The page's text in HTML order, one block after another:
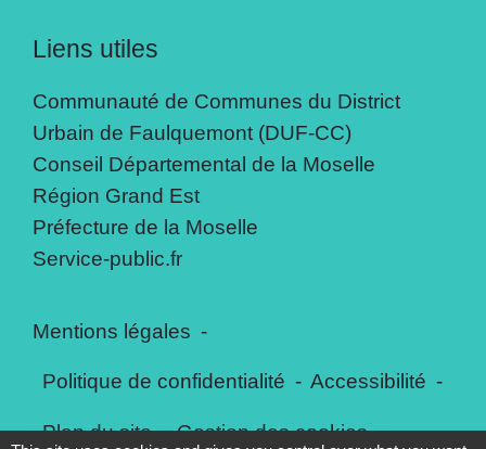
Liens utiles
Communauté de Communes du District
Urbain de Faulquemont (DUF-CC)
Conseil Départemental de la Moselle
Région Grand Est
Préfecture de la Moselle
Service-public.fr
Mentions légales -
Politique de confidentialité - Accessibilité -
Plan du site - Gestion des cookies